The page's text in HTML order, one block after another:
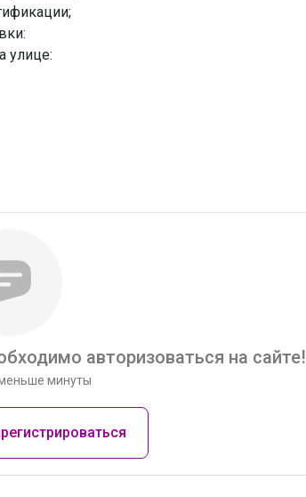
улице:
авторизоваться на сайте!
минуты